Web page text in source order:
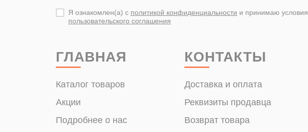
Я ознакомлен(а) с политикой конфиденциальности и принимаю условия
пользовательского соглашения
ГЛАВНАЯ
Каталог товаров
Акции
Подробнее о нас
КОНТАКТЫ
Доставка и оплата
Реквизиты продавца
Возврат товара